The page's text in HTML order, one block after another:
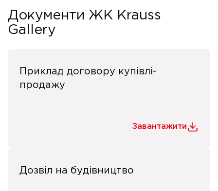
Документи ЖК Krauss
Gallery
Приклад договору купівлі-
продажу
Завантажити
Дозвіл на будівництво